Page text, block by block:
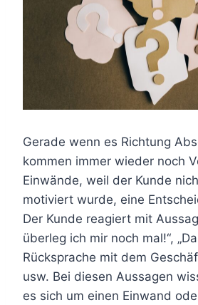
Gerade wenn es Richtung
kommen immer wieder noch
Einwände, weil der Kunde
motiviert wurde, eine
Der Kunde reagiert mit
überleg ich mir noch mal!“,
Rücksprache mit dem
usw. Bei diesen Aussagen
es sich um einen Einwand